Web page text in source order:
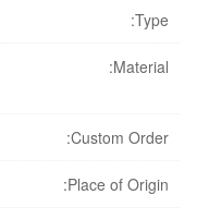
Type:
Material:
Custom Order:
Place of Origin: